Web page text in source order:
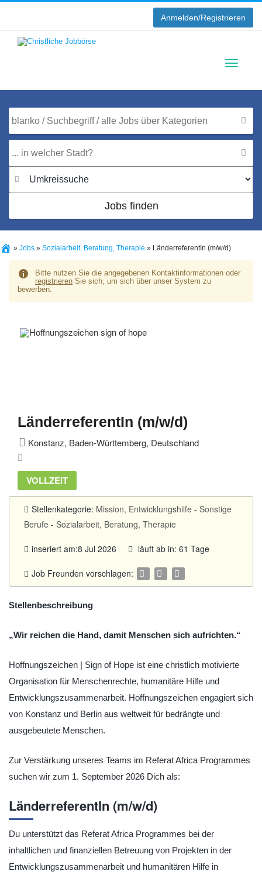
Anmelden/Registrieren
Jobs finden
» Jobs » Sozialarbeit, Beratung, Therapie » LänderreferentIn (m/w/d)
Bitte nutzen Sie die angegebenen Kontaktinformationen oder
registrieren Sie sich, um sich über unser System zu
bewerben.
LänderreferentIn (m/w/d)
Konstanz, Baden-Württemberg, Deutschland
VOLLZEIT
Stellenkategorie: Mission, Entwicklungshilfe - Sonstige
Berufe - Sozialarbeit, Beratung, Therapie
inseriert am:8 Jul 2026 läuft ab in: 61 Tage
Job Freunden vorschlagen:
Stellenbeschreibung
„Wir reichen die Hand, damit Menschen sich aufrichten.“
Hoffnungszeichen | Sign of Hope ist eine christlich motivierte
Organisation für Menschenrechte, humanitäre Hilfe und
Entwicklungszusammenarbeit. Hoffnungszeichen engagiert sich
von Konstanz und Berlin aus weltweit für bedrängte und
ausgebeutete Menschen.
Zur Verstärkung unseres Teams im Referat Africa Programmes
suchen wir zum 1. September 2026 Dich als:
LänderreferentIn (m/w/d)
Du unterstützt das Referat Africa Programmes bei der
inhaltlichen und finanziellen Betreuung von Projekten in der
Entwicklungszusammenarbeit und humanitären Hilfe in